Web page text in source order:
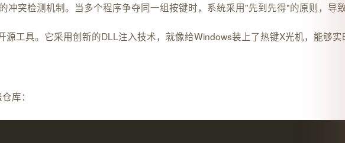
冲突检测机制。当多个程序争夺同一组按键时，系统采用"先到先得"的原则，
具。它采用创新的DLL注入技术，就像给Windows装上了热键X光机，能够
库：